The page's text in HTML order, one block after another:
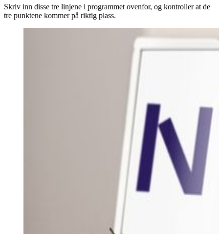
Skriv inn disse tre linjene i programmet ovenfor, og kontroller at de
tre punktene kommer på riktig plass.